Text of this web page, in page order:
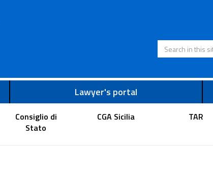
Search in this
Lawyer's portal
Consiglio di
Stato
CGA Sicilia TAR